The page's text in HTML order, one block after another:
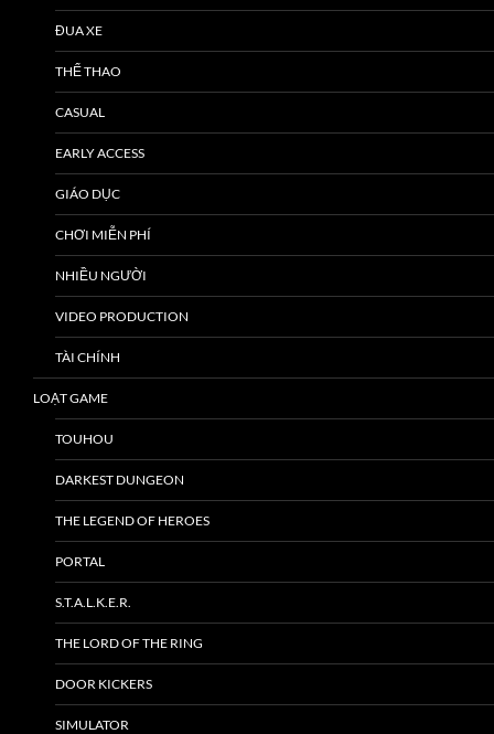
ĐUA XE
THỂ THAO
CASUAL
EARLY ACCESS
GIÁO DỤC
CHƠI MIỄN PHÍ
NHIỀU NGƯỜI
VIDEO PRODUCTION
TÀI CHÍNH
LOẠT GAME
TOUHOU
DARKEST DUNGEON
THE LEGEND OF HEROES
PORTAL
S.T.A.L.K.E.R.
THE LORD OF THE RING
DOOR KICKERS
SIMULATOR